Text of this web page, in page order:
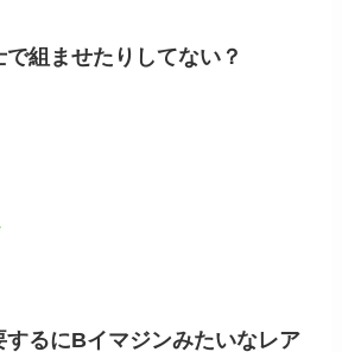
組ませたりしてない？
するにBイマジンみたいなレア